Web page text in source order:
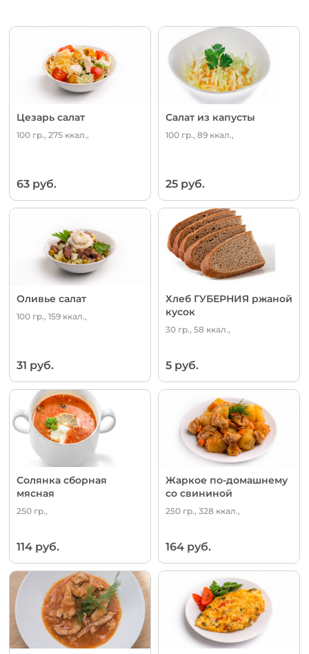
Цезарь салат
100 гр., 275 ккал.,
63 руб.
Салат из капусты
100 гр., 89 ккал.,
25 руб.
Оливье салат
100 гр., 159 ккал.,
31 руб.
Хлеб ГУБЕРНИЯ ржаной
кусок
30 гр., 58 ккал.,
5 руб.
Солянка сборная
мясная
250 гр.,
114 руб.
Жаркое по-домашнему
со свининой
250 гр., 328 ккал.,
164 руб.